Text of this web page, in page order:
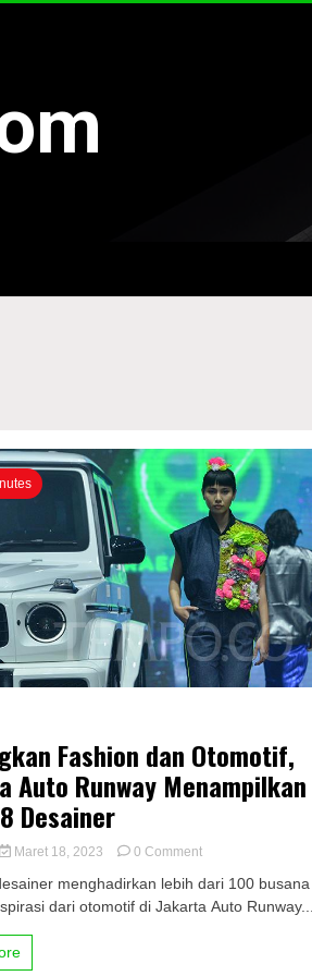
Fashion dan Otomotif,
Auto Runway Menampilkan
Desainer
Maret 18, 2023 0 Commenton
Fashion
dan
menghadirkan lebih dari 100 busana
dari otomotif di Jakarta Auto Runway....